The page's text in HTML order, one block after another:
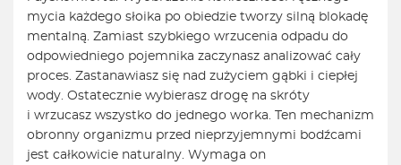
mycia każdego słoika po obiedzie tworzy silną blokadę
mentalną. Zamiast szybkiego wrzucenia odpadu do
odpowiedniego pojemnika zaczynasz analizować cały
proces. Zastanawiasz się nad zużyciem gąbki i ciepłej
wody. Ostatecznie wybierasz drogę na skróty
i wrzucasz wszystko do jednego worka. Ten mechanizm
obronny organizmu przed nieprzyjemnymi bodźcami
jest całkowicie naturalny. Wymaga on